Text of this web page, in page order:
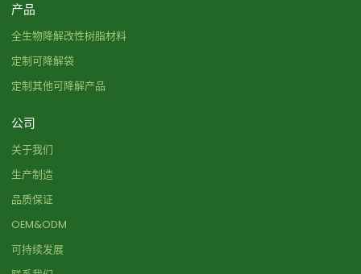
产品
全生物降解改性树脂材料
定制可降解袋
定制其他可降解产品
公司
关于我们
生产制造
品质保证
OEM&ODM
可持续发展